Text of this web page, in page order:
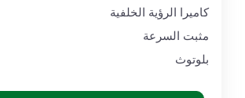
كاميرا الرؤية الخلفية
مثبت السرعة
بلوتوث